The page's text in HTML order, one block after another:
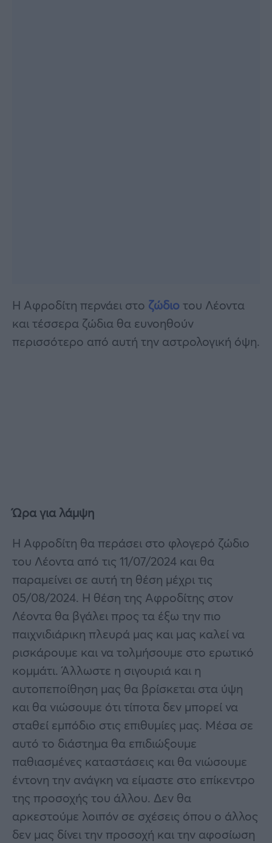
Η Αφροδίτη περνάει στο ζώδιο του Λέοντα
και τέσσερα ζώδια θα ευνοηθούν
περισσότερο από αυτή την αστρολογική όψη.
Ώρα για λάμψη
Η Αφροδίτη θα περάσει στο φλογερό ζώδιο
του Λέοντα από τις 11/07/2024 και θα
παραμείνει σε αυτή τη θέση μέχρι τις
05/08/2024. Η θέση της Αφροδίτης στον
Λέοντα θα βγάλει προς τα έξω την πιο
παιχνιδιάρικη πλευρά μας και μας καλεί να
ρισκάρουμε και να τολμήσουμε στο ερωτικό
κομμάτι. Άλλωστε η σιγουριά και η
αυτοπεποίθηση μας θα βρίσκεται στα ύψη
και θα νιώσουμε ότι τίποτα δεν μπορεί να
σταθεί εμπόδιο στις επιθυμίες μας. Μέσα σε
αυτό το διάστημα θα επιδιώξουμε
παθιασμένες καταστάσεις και θα νιώσουμε
έντονη την ανάγκη να είμαστε στο επίκεντρο
της προσοχής του άλλου. Δεν θα
αρκεστούμε λοιπόν σε σχέσεις όπου ο άλλος
δεν μας δίνει την προσοχή και την αφοσίωση